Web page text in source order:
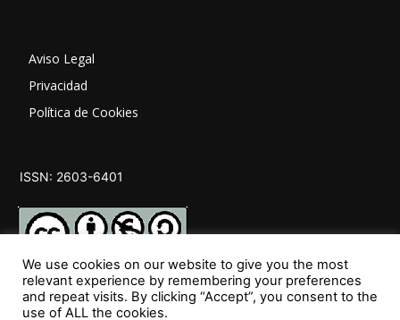
Aviso Legal
Privacidad
Política de Cookies
ISSN: 2603-6401
SÍGUENOS
We use cookies on our website to give you the most
relevant experience by remembering your preferences
and repeat visits. By clicking “Accept”, you consent to the
use of ALL the cookies.